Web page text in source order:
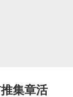
集章活